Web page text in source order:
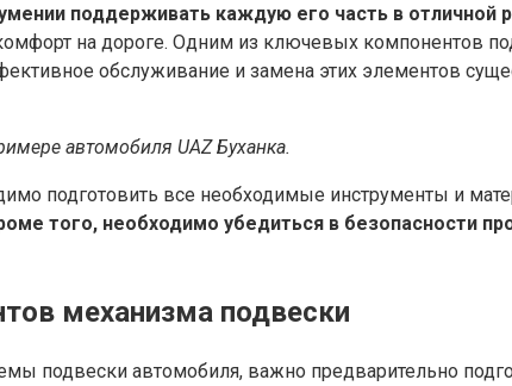
поддерживать каждую его часть в отличной
на дороге. Одним из ключевых компонентов
обслуживание и замена этих элементов
автомобиля UAZ Буханка.
подготовить все необходимые инструменты и
того, необходимо убедиться в безопасности
механизма подвески
подвески автомобиля, важно предварительно